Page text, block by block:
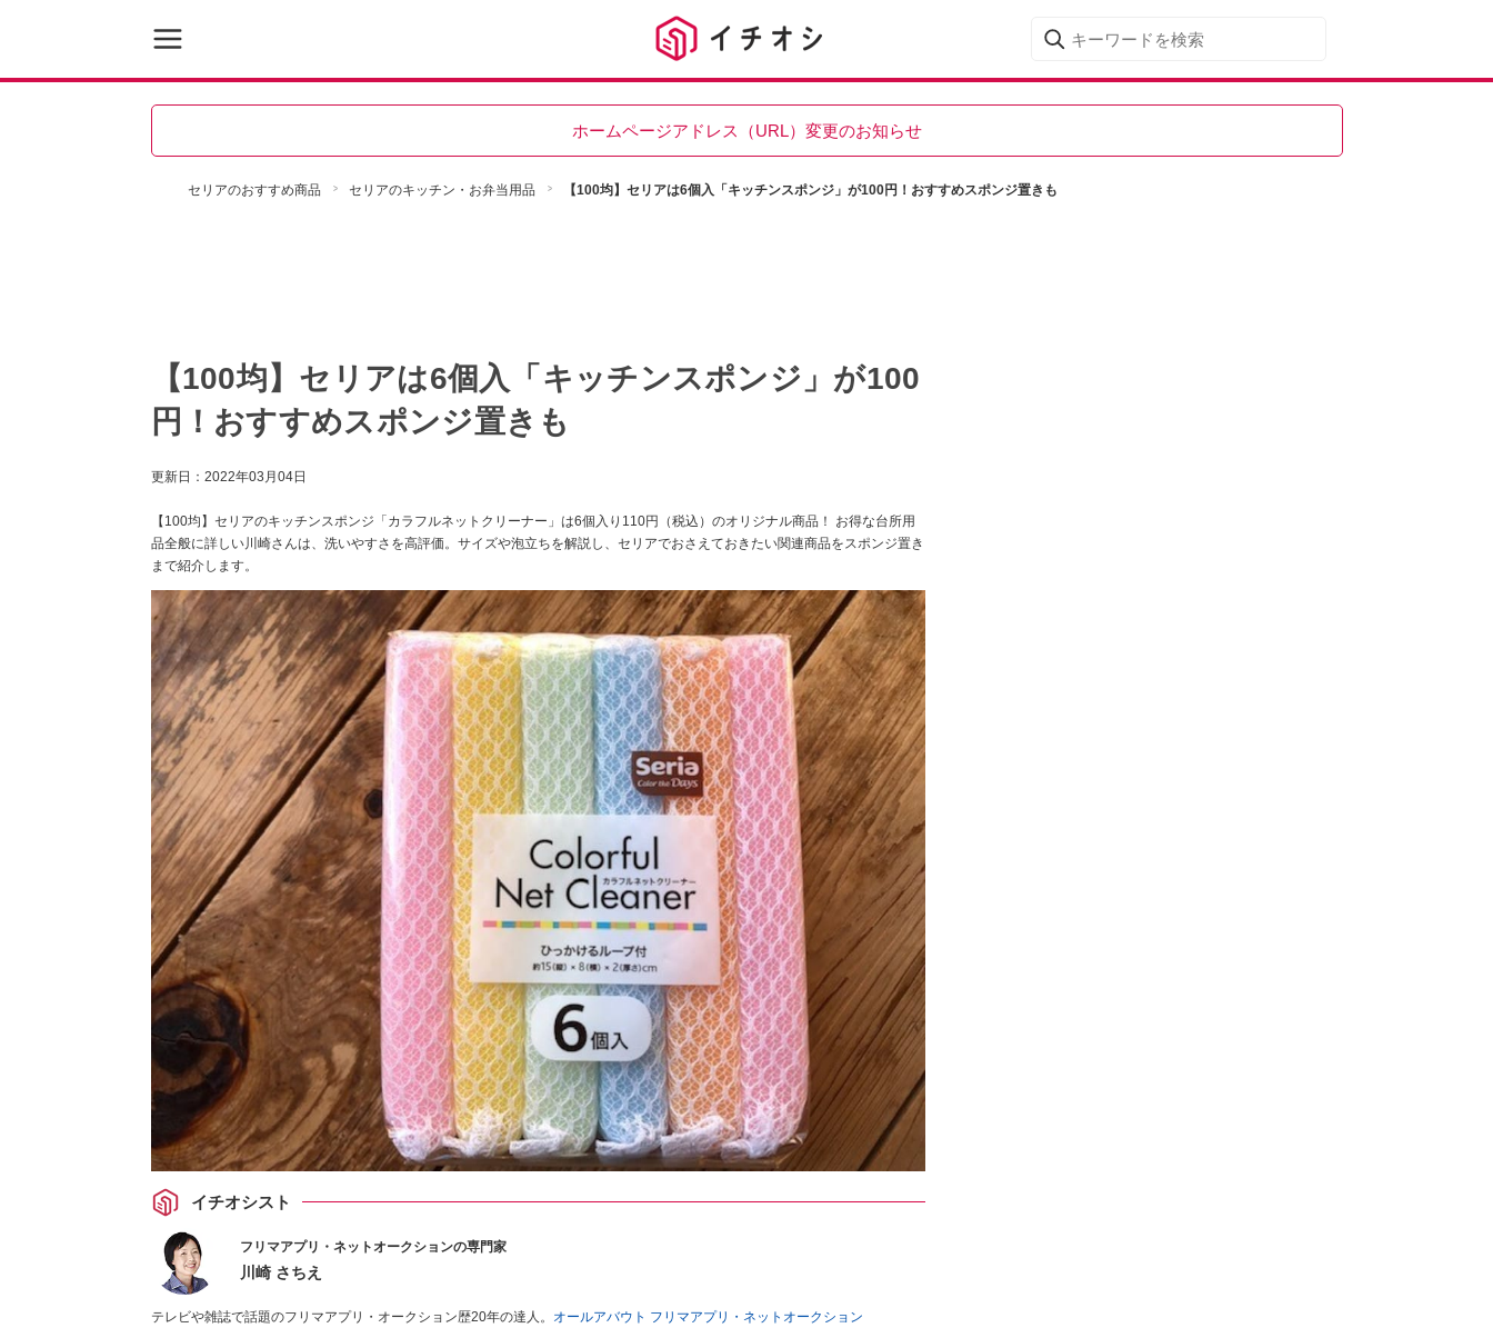
ホームページアドレス（URL）変更のお知らせ
セリアのおすすめ商品 セリアのキッチン・お弁当用品 【100均】セリアは6個入「キッチンスポンジ」が100円！おすすめスポンジ置きも
【100均】セリアは6個入「キッチンスポンジ」が100
円！おすすめスポンジ置きも
更新日： 2022年03月04日
【100均】セリアのキッチンスポンジ「カラフルネットクリーナー」は6個入り110円（税込）のオリジナル商品！ お得な台所用
品全般に詳しい川崎さんは、洗いやすさを高評価。サイズや泡立ちを解説し、セリアでおさえておきたい関連商品をスポンジ置き
まで紹介します。
イチオシスト
フリマアプリ・ネットオークションの専門家
川崎 さちえ
テレビや雑誌で話題のフリマアプリ・オークション歴20年の達人。
オールアバウト フリマアプリ・ネットオークション